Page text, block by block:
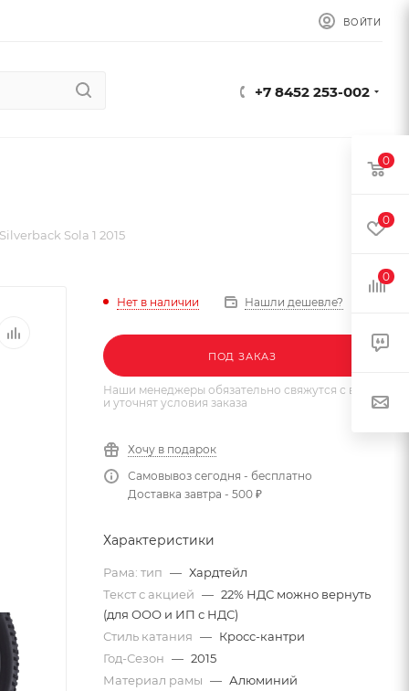
ВОЙТИ
+7 8452 253-002
Sola 1 2015
Нет в наличии Нашли дешевле?
ПОД ЗАКАЗ
Наши менеджеры обязательно свяжутся с вами
и уточнят условия заказа
Хочу в подарок
Самовывоз сегодня - бесплатно
Доставка завтра - 500 ₽
Характеристики
Рама: тип — Хардтейл
Текст с акцией — 22% НДС можно вернуть
(для ООО и ИП с НДС)
Стиль катания — Кросс-кантри
Год-Сезон — 2015
Материал рамы — Алюминий
0
0
0